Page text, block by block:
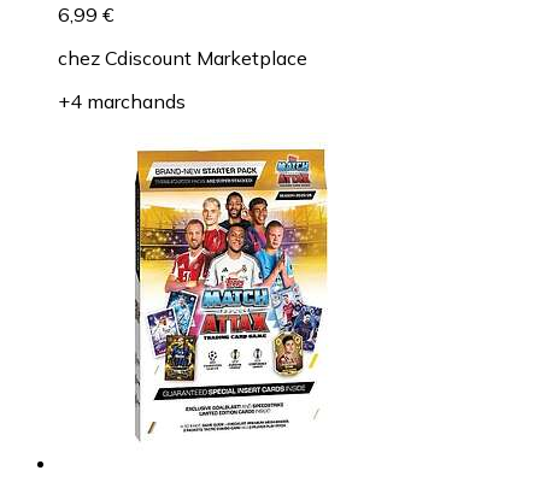
6,99 €
chez Cdiscount Marketplace
+4 marchands